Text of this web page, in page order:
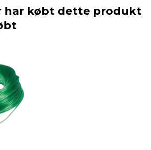
har købt dette produkt